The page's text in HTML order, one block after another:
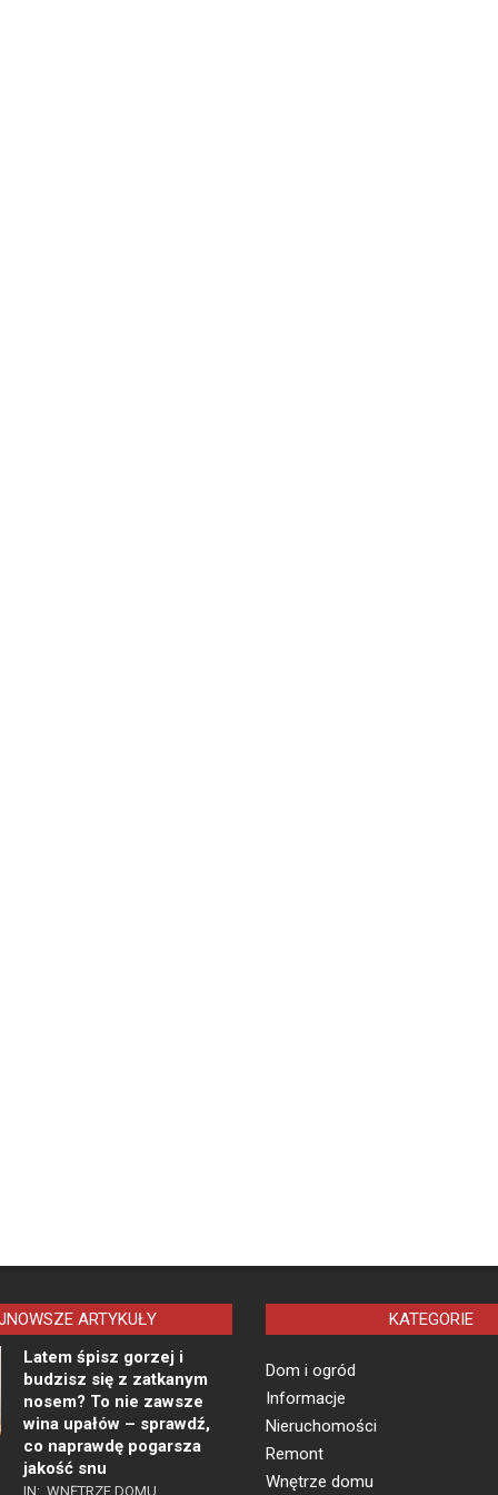
ARTYKUŁY
Latem śpisz gorzej i
budzisz się z zatkanym
nosem? To nie zawsze
wina upałów – sprawdź,
co naprawdę pogarsza
jakość snu
IN: WNĘTRZE DOMU
KATEGORIE
Dom i ogród
Informacje
Nieruchomości
Remont
Wnętrze domu